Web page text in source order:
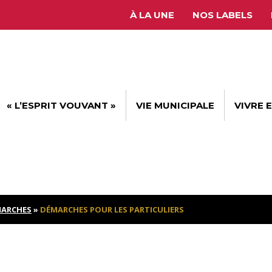
À LA UNE NOS LABELS
« L’ESPRIT VOUVANT » VIE MUNICIPALE VIVRE
» DÉMARCHES POUR LES PARTICULIERS